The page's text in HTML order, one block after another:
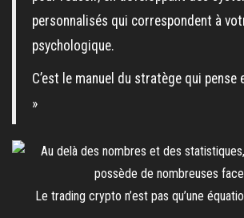
personnalisés qui correspondent à
psychologique.
C’est le manuel du stratège qui pense
»
Le trading crypto n’est pas qu’une